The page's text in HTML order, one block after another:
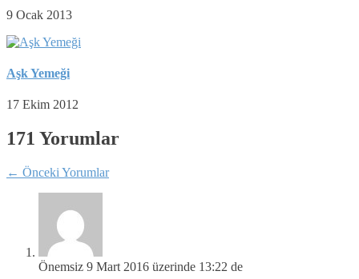
9 Ocak 2013
Aşk Yemeği
17 Ekim 2012
171 Yorumlar
← Önceki Yorumlar
Önemsiz 9 Mart 2016 üzerinde 13:22 de